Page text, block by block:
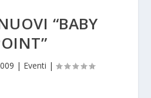
“BABY
| Eventi |